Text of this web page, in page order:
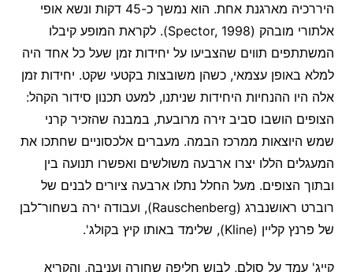
היררכיה מארגנת אחת. הוא נמשך כ-45 דקות ונשא אופי
אלתורי מובהק (Spector, 1998). לקראת המופע קיבלו
המשתתפים תווים שהצביעו על יחידות זמן שעל כל אחד היה
למלא באופן עצמאי, כשהן משובצות בקטעי שקט. יחידות זמן
אלה היו ההנחיות היחידות שניתנו, למעט תכנון סידור הקהל:
הצופים הושבו סביב זירה מרובעת, במבנה שהזכיר קרני
שמש היוצאות ממרכז הבמה. מעברים אלכסוניים שחתכו את
המעגלים הללו יצרו ארבעה משולשים ואפשרו תנועה בין
ובתוך הצופים. מעל החלל נתלו ארבעה ציורים לבנים של
רוברט ראושנברג (Rauschenberg), ועבודה ירה בשחור־לבן
של פרנץ קליין (Kline), שלימד באותו קיץ בקולג'.
קייג' עמד על סולם, לבוש חליפה שחורה ועניבה, והקריא